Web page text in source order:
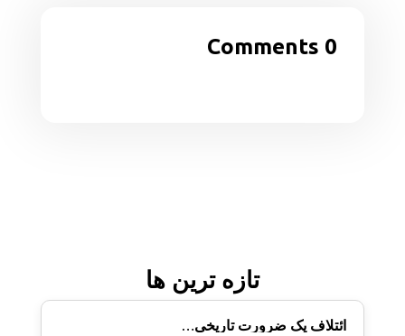
0 Comments
تازه ترین ها
ائتلاف یک ضرورت تاریخی…